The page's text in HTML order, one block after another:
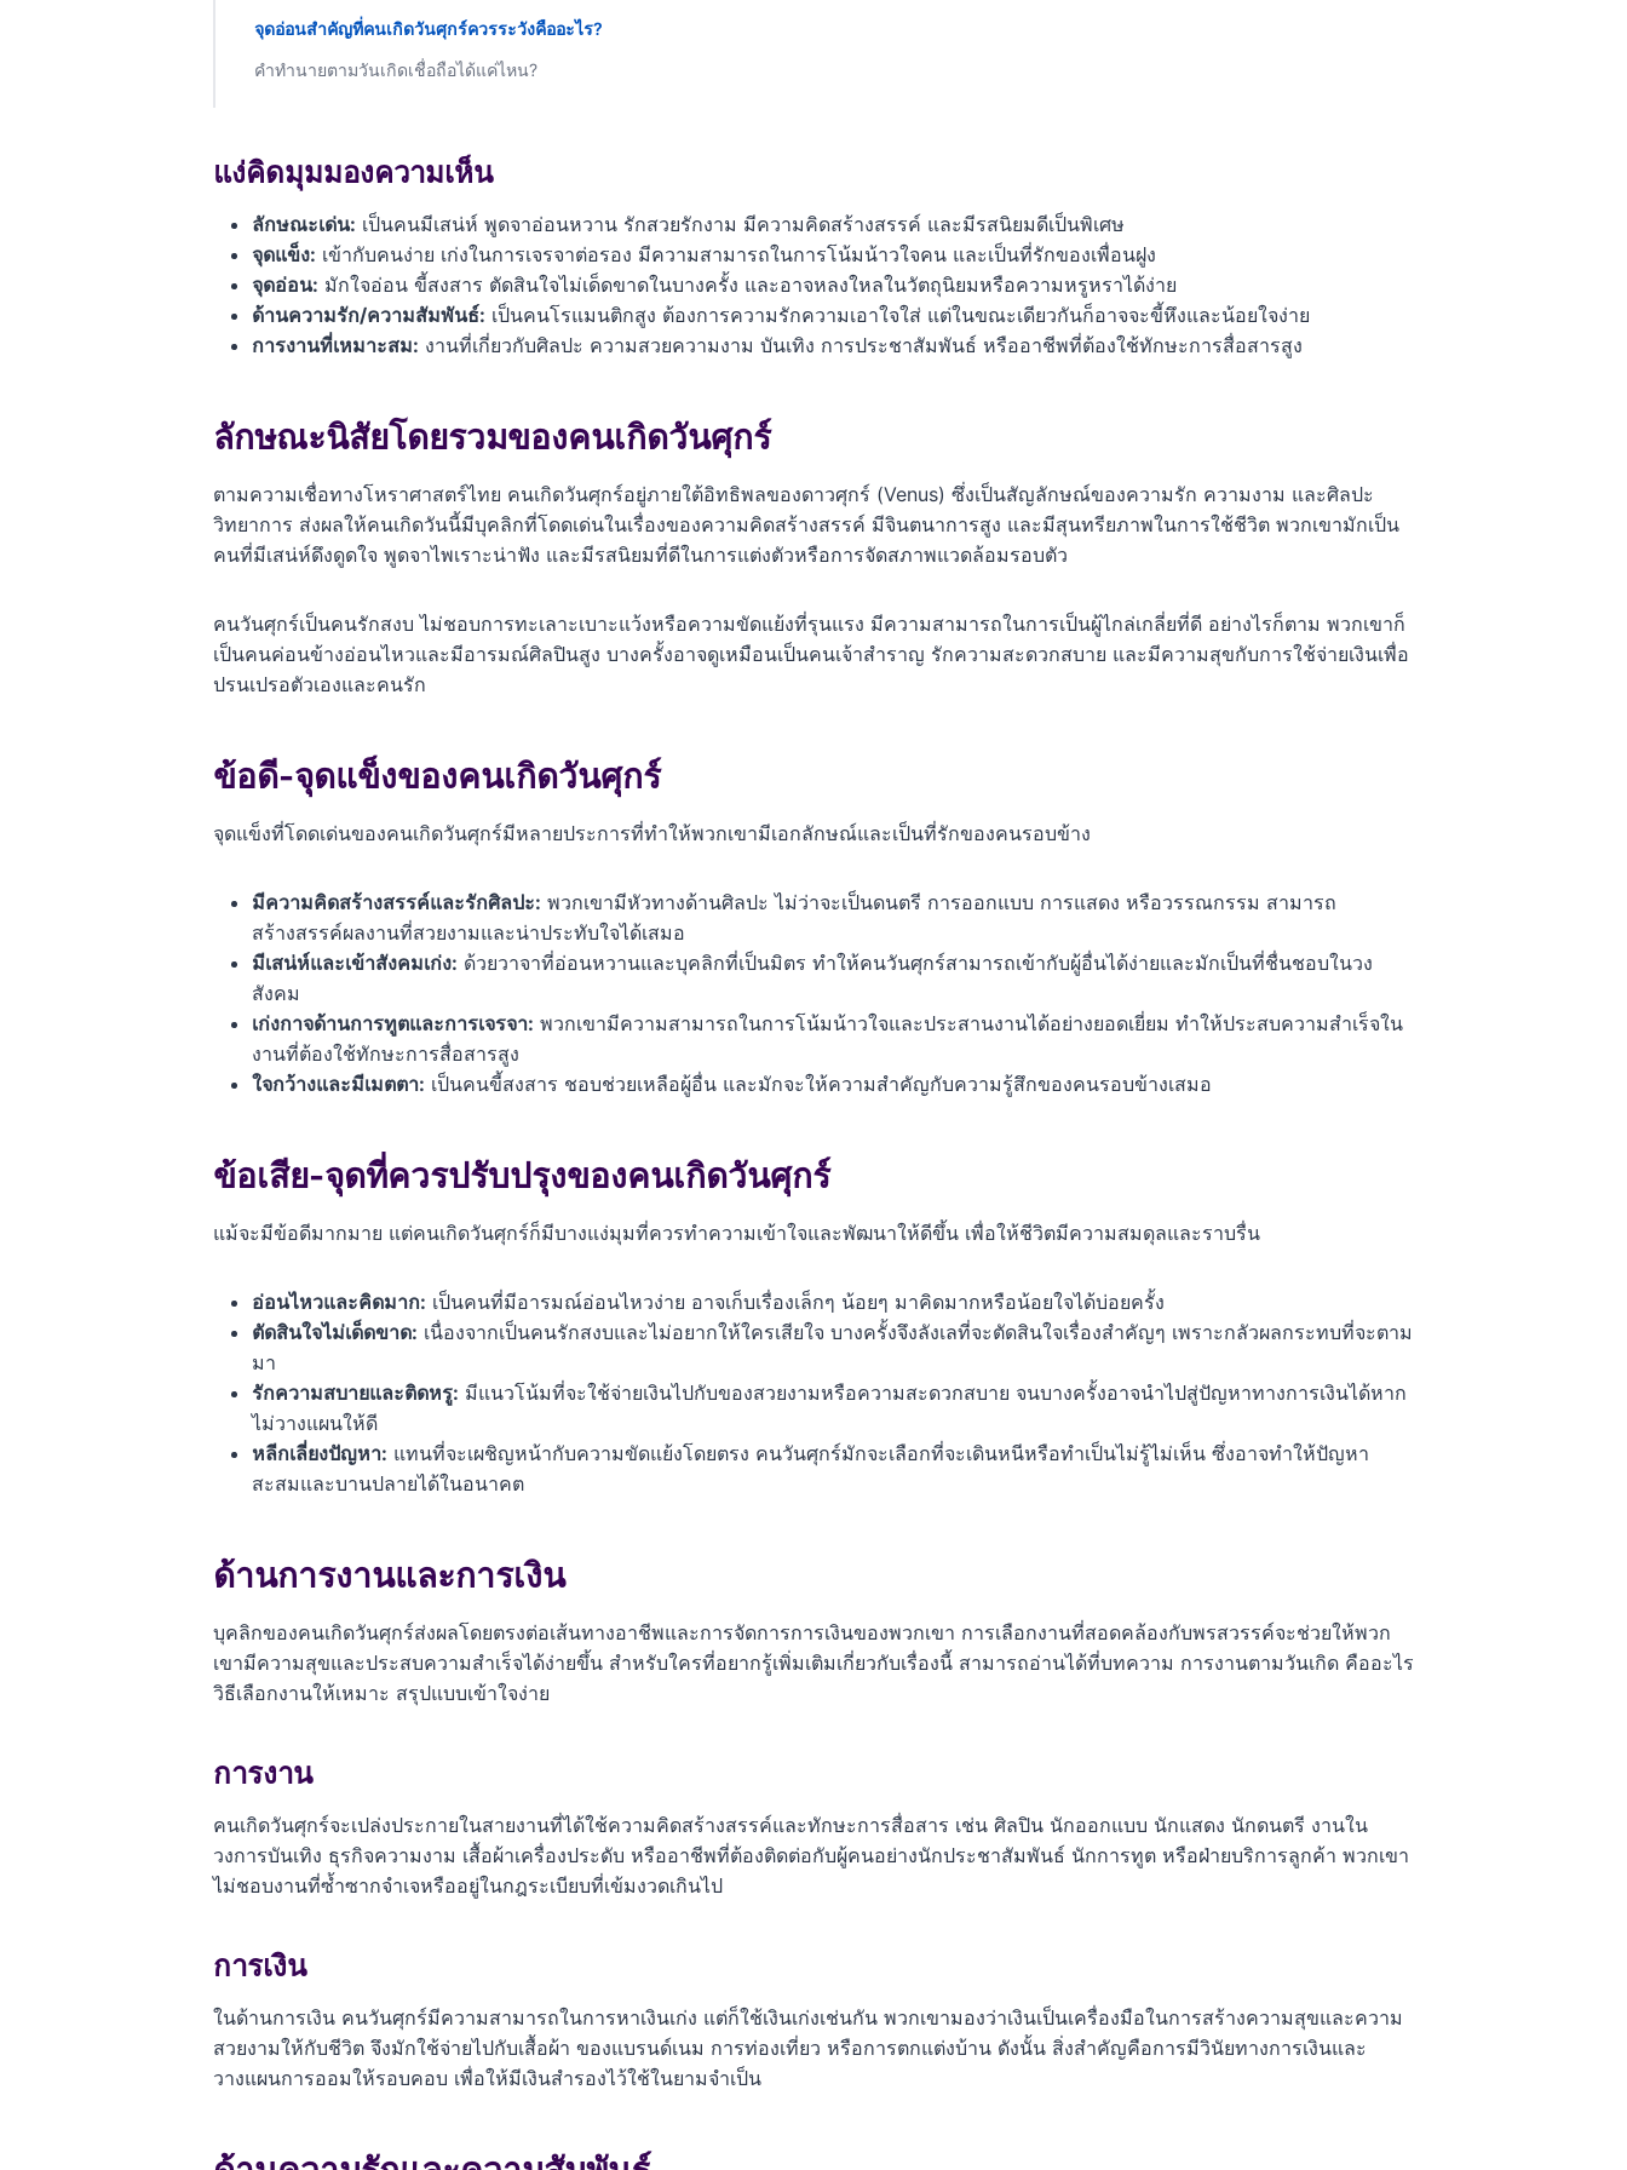
จุดอ่อนสำคัญที่คนเกิดวันศุกร์ควรระวังคืออะไร?
คำทำนายตามวันเกิดเชื่อถือได้แค่ไหน?
แง่คิดมุมมองความเห็น
ลักษณะเด่น: เป็นคนมีเสน่ห์ พูดจาอ่อนหวาน รักสวยรักงาม มีความคิดสร้างสรรค์ และมีรสนิยมดีเป็นพิเศษ
จุดแข็ง: เข้ากับคนง่าย เก่งในการเจรจาต่อรอง มีความสามารถในการโน้มน้าวใจคน และเป็นที่รักของเพื่อนฝูง
จุดอ่อน: มักใจอ่อน ขี้สงสาร ตัดสินใจไม่เด็ดขาดในบางครั้ง และอาจหลงใหลในวัตถุนิยมหรือความหรูหราได้ง่าย
ด้านความรัก/ความสัมพันธ์: เป็นคนโรแมนติกสูง ต้องการความรักความเอาใจใส่ แต่ในขณะเดียวกันก็อาจจะขี้หึงและน้อยใจง่าย
การงานที่เหมาะสม: งานที่เกี่ยวกับศิลปะ ความสวยความงาม บันเทิง การประชาสัมพันธ์ หรืออาชีพที่ต้องใช้ทักษะการสื่อสารสูง
ลักษณะนิสัยโดยรวมของคนเกิดวันศุกร์
ตามความเชื่อทางโหราศาสตร์ไทย คนเกิดวันศุกร์อยู่ภายใต้อิทธิพลของดาวศุกร์ (Venus) ซึ่งเป็นสัญลักษณ์ของความรัก ความงาม และศิลปะ
วิทยาการ ส่งผลให้คนเกิดวันนี้มีบุคลิกที่โดดเด่นในเรื่องของความคิดสร้างสรรค์ มีจินตนาการสูง และมีสุนทรียภาพในการใช้ชีวิต พวกเขามักเป็น
คนที่มีเสน่ห์ดึงดูดใจ พูดจาไพเราะน่าฟัง และมีรสนิยมที่ดีในการแต่งตัวหรือการจัดสภาพแวดล้อมรอบตัว
คนวันศุกร์เป็นคนรักสงบ ไม่ชอบการทะเลาะเบาะแว้งหรือความขัดแย้งที่รุนแรง มีความสามารถในการเป็นผู้ไกล่เกลี่ยที่ดี อย่างไรก็ตาม พวกเขาก็
เป็นคนค่อนข้างอ่อนไหวและมีอารมณ์ศิลปินสูง บางครั้งอาจดูเหมือนเป็นคนเจ้าสำราญ รักความสะดวกสบาย และมีความสุขกับการใช้จ่ายเงินเพื่อ
ปรนเปรอตัวเองและคนรัก
ข้อดี-จุดแข็งของคนเกิดวันศุกร์
จุดแข็งที่โดดเด่นของคนเกิดวันศุกร์มีหลายประการที่ทำให้พวกเขามีเอกลักษณ์และเป็นที่รักของคนรอบข้าง
มีความคิดสร้างสรรค์และรักศิลปะ: พวกเขามีหัวทางด้านศิลปะ ไม่ว่าจะเป็นดนตรี การออกแบบ การแสดง หรือวรรณกรรม สามารถ
สร้างสรรค์ผลงานที่สวยงามและน่าประทับใจได้เสมอ
มีเสน่ห์และเข้าสังคมเก่ง: ด้วยวาจาที่อ่อนหวานและบุคลิกที่เป็นมิตร ทำให้คนวันศุกร์สามารถเข้ากับผู้อื่นได้ง่ายและมักเป็นที่ชื่นชอบในวง
สังคม
เก่งกาจด้านการทูตและการเจรจา: พวกเขามีความสามารถในการโน้มน้าวใจและประสานงานได้อย่างยอดเยี่ยม ทำให้ประสบความสำเร็จใน
งานที่ต้องใช้ทักษะการสื่อสารสูง
ใจกว้างและมีเมตตา: เป็นคนขี้สงสาร ชอบช่วยเหลือผู้อื่น และมักจะให้ความสำคัญกับความรู้สึกของคนรอบข้างเสมอ
ข้อเสีย-จุดที่ควรปรับปรุงของคนเกิดวันศุกร์
แม้จะมีข้อดีมากมาย แต่คนเกิดวันศุกร์ก็มีบางแง่มุมที่ควรทำความเข้าใจและพัฒนาให้ดีขึ้น เพื่อให้ชีวิตมีความสมดุลและราบรื่น
อ่อนไหวและคิดมาก: เป็นคนที่มีอารมณ์อ่อนไหวง่าย อาจเก็บเรื่องเล็กๆ น้อยๆ มาคิดมากหรือน้อยใจได้บ่อยครั้ง
ตัดสินใจไม่เด็ดขาด: เนื่องจากเป็นคนรักสงบและไม่อยากให้ใครเสียใจ บางครั้งจึงลังเลที่จะตัดสินใจเรื่องสำคัญๆ เพราะกลัวผลกระทบที่จะตาม
มา
รักความสบายและติดหรู: มีแนวโน้มที่จะใช้จ่ายเงินไปกับของสวยงามหรือความสะดวกสบาย จนบางครั้งอาจนำไปสู่ปัญหาทางการเงินได้หาก
ไม่วางแผนให้ดี
หลีกเลี่ยงปัญหา: แทนที่จะเผชิญหน้ากับความขัดแย้งโดยตรง คนวันศุกร์มักจะเลือกที่จะเดินหนีหรือทำเป็นไม่รู้ไม่เห็น ซึ่งอาจทำให้ปัญหา
สะสมและบานปลายได้ในอนาคต
ด้านการงานและการเงิน
บุคลิกของคนเกิดวันศุกร์ส่งผลโดยตรงต่อเส้นทางอาชีพและการจัดการการเงินของพวกเขา การเลือกงานที่สอดคล้องกับพรสวรรค์จะช่วยให้พวก
เขามีความสุขและประสบความสำเร็จได้ง่ายขึ้น สำหรับใครที่อยากรู้เพิ่มเติมเกี่ยวกับเรื่องนี้ สามารถอ่านได้ที่บทความ การงานตามวันเกิด คืออะไร
วิธีเลือกงานให้เหมาะ สรุปแบบเข้าใจง่าย
การงาน
คนเกิดวันศุกร์จะเปล่งประกายในสายงานที่ได้ใช้ความคิดสร้างสรรค์และทักษะการสื่อสาร เช่น ศิลปิน นักออกแบบ นักแสดง นักดนตรี งานใน
วงการบันเทิง ธุรกิจความงาม เสื้อผ้าเครื่องประดับ หรืออาชีพที่ต้องติดต่อกับผู้คนอย่างนักประชาสัมพันธ์ นักการทูต หรือฝ่ายบริการลูกค้า พวกเขา
ไม่ชอบงานที่ซ้ำซากจำเจหรืออยู่ในกฎระเบียบที่เข้มงวดเกินไป
การเงิน
ในด้านการเงิน คนวันศุกร์มีความสามารถในการหาเงินเก่ง แต่ก็ใช้เงินเก่งเช่นกัน พวกเขามองว่าเงินเป็นเครื่องมือในการสร้างความสุขและความ
สวยงามให้กับชีวิต จึงมักใช้จ่ายไปกับเสื้อผ้า ของแบรนด์เนม การท่องเที่ยว หรือการตกแต่งบ้าน ดังนั้น สิ่งสำคัญคือการมีวินัยทางการเงินและ
วางแผนการออมให้รอบคอบ เพื่อให้มีเงินสำรองไว้ใช้ในยามจำเป็น